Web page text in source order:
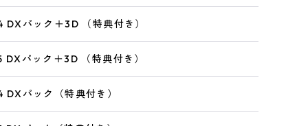
DXパック＋3D （特典付き）
パック＋3D （特典付き）
パック（特典付き）